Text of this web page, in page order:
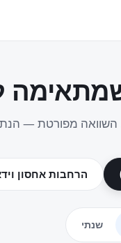
השוואה מפורטת —
הרחבות אחסון
שנתי